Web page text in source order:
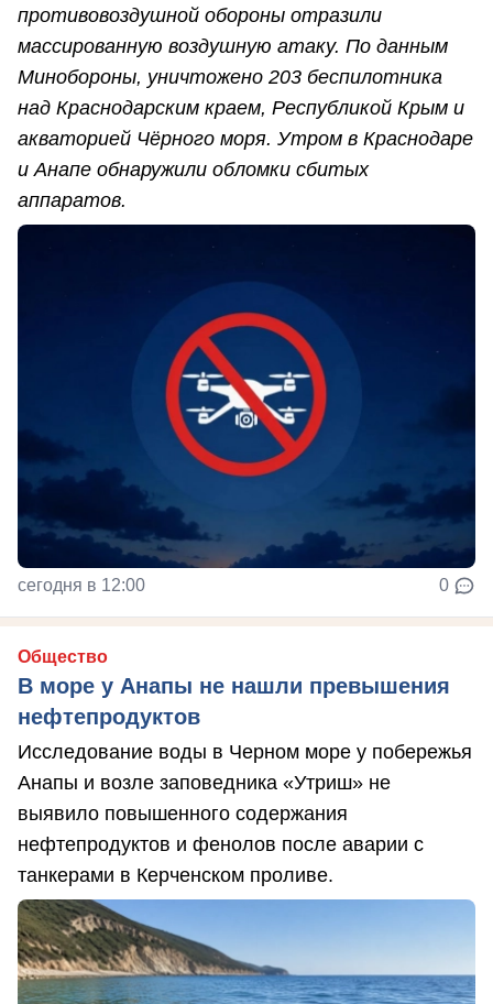
противовоздушной обороны отразили
массированную воздушную атаку. По данным
Минобороны, уничтожено 203 беспилотника
над Краснодарским краем, Республикой Крым и
акваторией Чёрного моря. Утром в Краснодаре
и Анапе обнаружили обломки сбитых
аппаратов.
сегодня в 12:00 0
Общество
В море у Анапы не нашли превышения
нефтепродуктов
Исследование воды в Черном море у побережья
Анапы и возле заповедника «Утриш» не
выявило повышенного содержания
нефтепродуктов и фенолов после аварии с
танкерами в Керченском проливе.